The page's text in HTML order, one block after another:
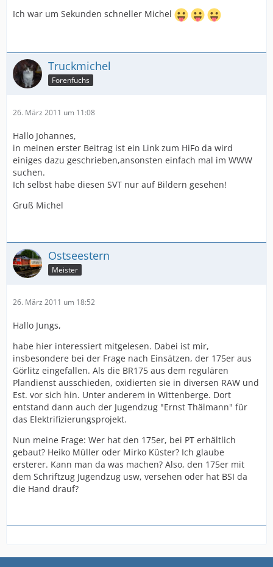
Ich war um Sekunden schneller Michel
Truckmichel
Forenfuchs
26. März 2011 um 11:08
Hallo Johannes,
in meinen erster Beitrag ist ein Link zum HiFo da wird
einiges dazu geschrieben,ansonsten einfach mal im WWW
suchen.
Ich selbst habe diesen SVT nur auf Bildern gesehen!
Gruß Michel
Ostseestern
Meister
26. März 2011 um 18:52
Hallo Jungs,
habe hier interessiert mitgelesen. Dabei ist mir,
insbesondere bei der Frage nach Einsätzen, der 175er aus
Görlitz eingefallen. Als die BR175 aus dem regulären
Plandienst ausschieden, oxidierten sie in diversen RAW und
Est. vor sich hin. Unter anderem in Wittenberge. Dort
entstand dann auch der Jugendzug "Ernst Thälmann" für
das Elektrifizierungsprojekt.
Nun meine Frage: Wer hat den 175er, bei PT erhältlich
gebaut? Heiko Müller oder Mirko Küster? Ich glaube
ersterer. Kann man da was machen? Also, den 175er mit
dem Schriftzug Jugendzug usw, versehen oder hat BSI da
die Hand drauf?